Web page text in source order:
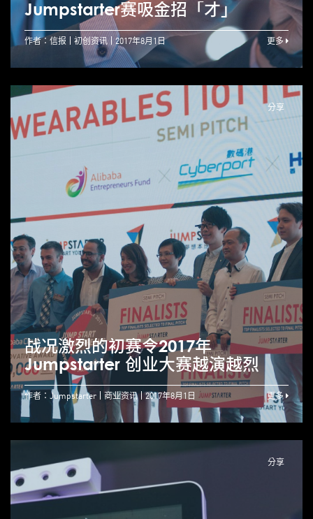
Jumpstarter赛吸金招「才」
作者：信报 初创资讯 2017年8月1日 更多
分享
战况激烈的初赛令2017年
Jumpstarter 创业大赛越演越烈
作者：Jumpstarter 商业资讯 2017年8月1日 更多
分享